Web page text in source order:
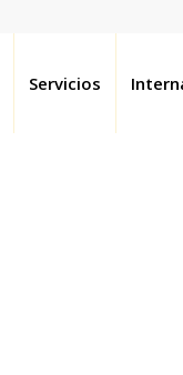
Servicios